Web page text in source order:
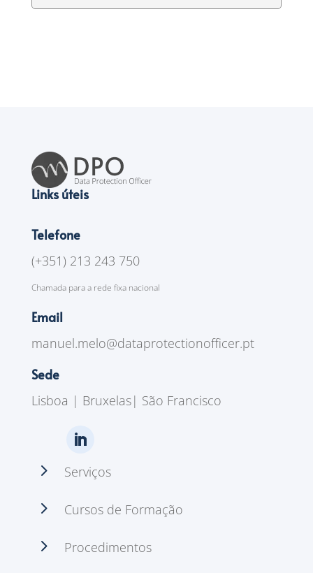
Links úteis
Telefone
(+351) 213 243 750
Chamada para a rede fixa nacional
Email
manuel.melo@dataprotectionofficer.pt
Sede
Lisboa | Bruxelas| São Francisco
5 Serviços
5 Cursos de Formação
5 Procedimentos